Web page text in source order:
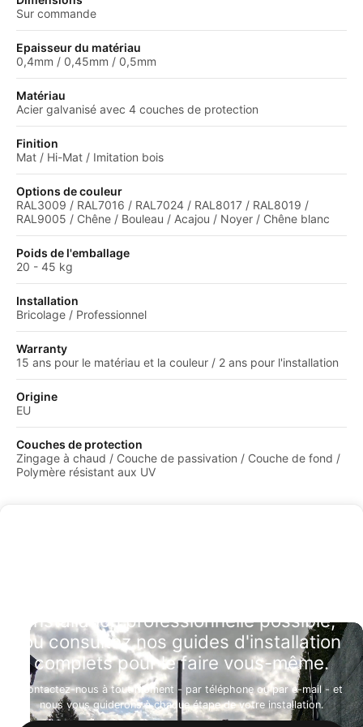
Sur commande
Epaisseur du matériau
0,4mm / 0,45mm / 0,5mm
Matériau
Acier galvanisé avec 4 couches de protection
Finition
Mat / Hi-Mat / Imitation bois
Options de couleur
RAL3009 / RAL7016 / RAL7024 / RAL8017 / RAL8019 /
RAL9005 / Chêne / Bouleau / Acajou / Noyer / Chêne blanc
Poids de l'emballage
20 - 45 kg
Installation
Bricolage / Professionnel
Warranty
15 ans pour le matériau et la couleur / 2 ans pour l'installation
Origine
EU
Couches de protection
Zingage à chaud / Couche de passivation / Couche de fond /
Polymère résistant aux UV
Installation professionnelle possible,
ou consultez nos guides d'installation
complets pour le faire vous-même.
Contactez-nous à tout moment - par téléphone ou par e-mail - et
nous vous guiderons à chaque étape de votre installation.